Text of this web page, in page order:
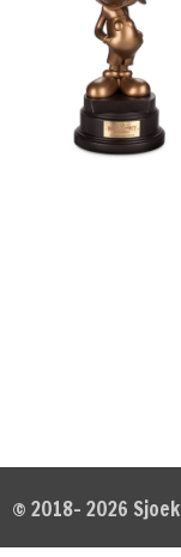
© 2018- 2026 Sjoek